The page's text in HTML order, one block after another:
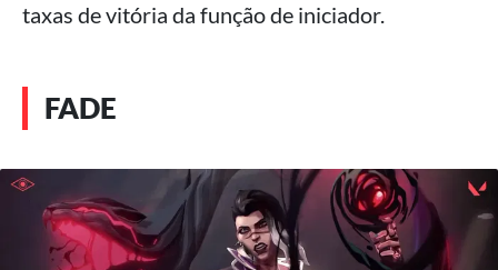
taxas de vitória da função de iniciador.
FADE